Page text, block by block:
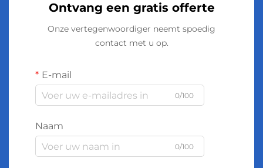
Ontvang een gratis offerte
Onze vertegenwoordiger neemt spoedig
contact met u op.
E-mail
0/100
Naam
0/100